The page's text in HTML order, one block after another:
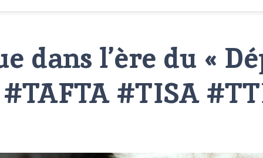
dans l’ère du «
#TISA